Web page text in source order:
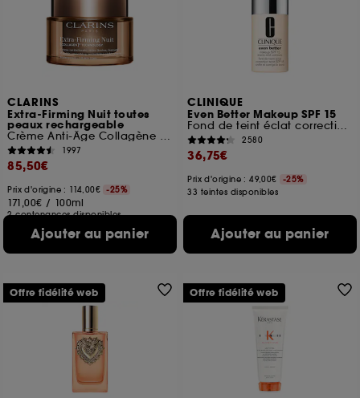
CLARINS
Extra-Firming Nuit toutes
peaux rechargeable
Crème Anti-Âge Collagène fermeté
1997
85,50€
Prix d'origine : 114,00€ -25%
171,00€ / 100ml
2 contenances disponibles
Ajouter au panier
CLINIQUE
Even Better Makeup SPF 15
Fond de teint éclat correction teint SPF 15
2580
36,75€
Prix d'origine : 49,00€
-25%
33 teintes disponibles
Ajouter au panier
Offre fidélité web Offre fidélité web